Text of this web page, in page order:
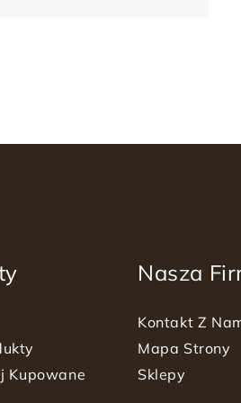
Kupowane
Nasza
Kontakt Z
Mapa Strony
Sklepy